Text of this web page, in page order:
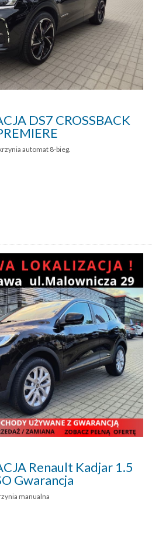
DS7 CROSSBACK
automat 8-bieg.
Renault Kadjar 1.5
Gwarancja
manualna